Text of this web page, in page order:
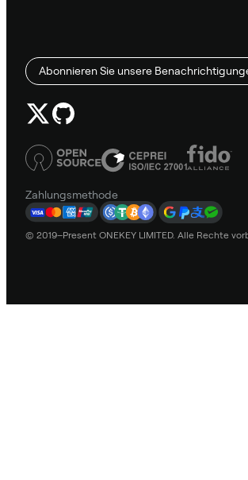
Abonnieren Sie unsere
Zahlungsmethode
© 2019–Present ONEKEY LIMITED. Alle Rechte